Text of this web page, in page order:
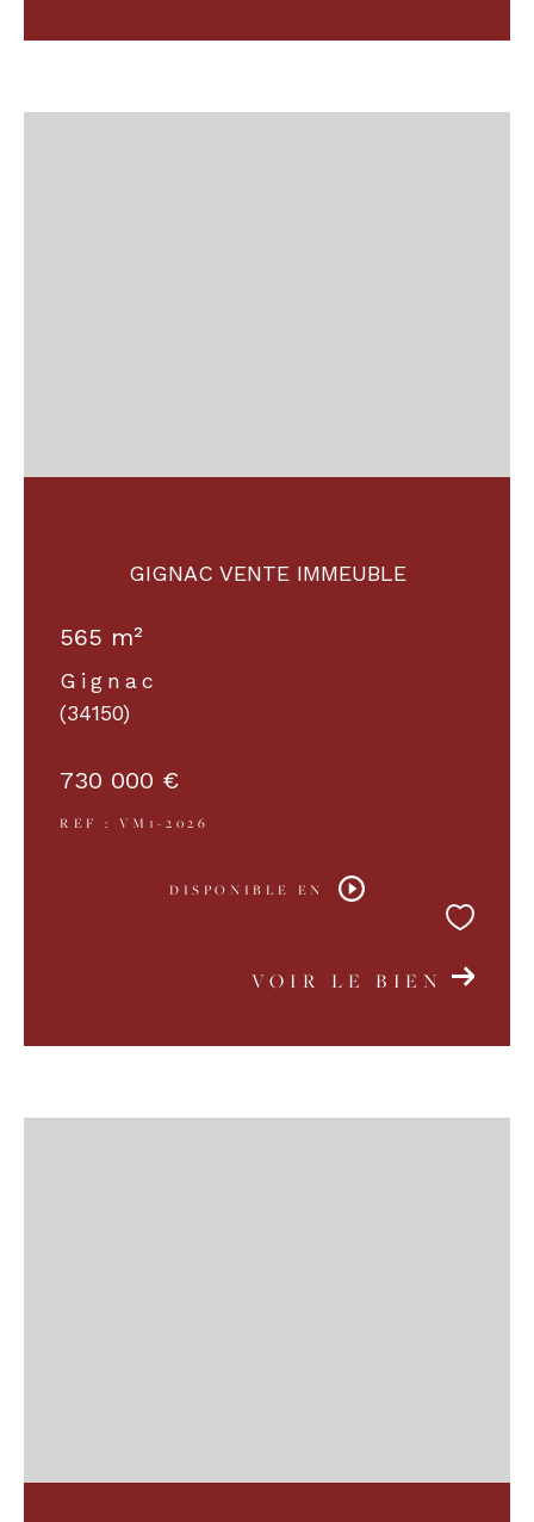
GIGNAC VENTE IMMEUBLE
565 m²
Gignac
(34150)
730 000 €
REF : VM1-2026
DISPONIBLE EN
VOIR LE BIEN